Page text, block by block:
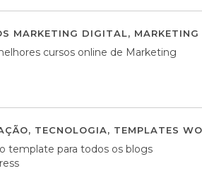
MARKETING DIGITAL,
cursos online de Marketing
, TECNOLOGIA, TEMPLATES
template para todos os blogs